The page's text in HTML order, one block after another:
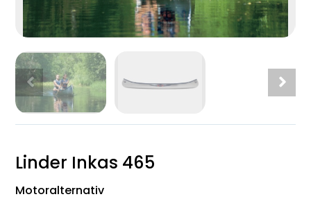
Linder Inkas 465
Motoralternativ